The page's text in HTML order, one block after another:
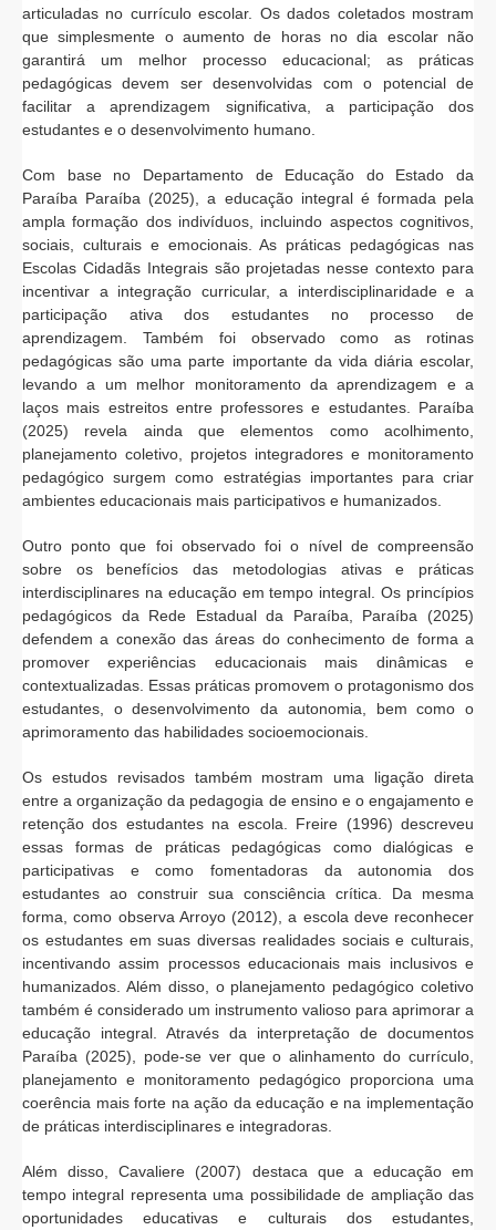
articuladas no currículo escolar. Os dados coletados mostram
que simplesmente o aumento de horas no dia escolar não
garantirá um melhor processo educacional; as práticas
pedagógicas devem ser desenvolvidas com o potencial de
facilitar a aprendizagem significativa, a participação dos
estudantes e o desenvolvimento humano.
Com base no Departamento de Educação do Estado da
Paraíba Paraíba (2025), a educação integral é formada pela
ampla formação dos indivíduos, incluindo aspectos cognitivos,
sociais, culturais e emocionais. As práticas pedagógicas nas
Escolas Cidadãs Integrais são projetadas nesse contexto para
incentivar a integração curricular, a interdisciplinaridade e a
participação ativa dos estudantes no processo de
aprendizagem. Também foi observado como as rotinas
pedagógicas são uma parte importante da vida diária escolar,
levando a um melhor monitoramento da aprendizagem e a
laços mais estreitos entre professores e estudantes. Paraíba
(2025) revela ainda que elementos como acolhimento,
planejamento coletivo, projetos integradores e monitoramento
pedagógico surgem como estratégias importantes para criar
ambientes educacionais mais participativos e humanizados.
Outro ponto que foi observado foi o nível de compreensão
sobre os benefícios das metodologias ativas e práticas
interdisciplinares na educação em tempo integral. Os princípios
pedagógicos da Rede Estadual da Paraíba, Paraíba (2025)
defendem a conexão das áreas do conhecimento de forma a
promover experiências educacionais mais dinâmicas e
contextualizadas. Essas práticas promovem o protagonismo dos
estudantes, o desenvolvimento da autonomia, bem como o
aprimoramento das habilidades socioemocionais.
Os estudos revisados também mostram uma ligação direta
entre a organização da pedagogia de ensino e o engajamento e
retenção dos estudantes na escola. Freire (1996) descreveu
essas formas de práticas pedagógicas como dialógicas e
participativas e como fomentadoras da autonomia dos
estudantes ao construir sua consciência crítica. Da mesma
forma, como observa Arroyo (2012), a escola deve reconhecer
os estudantes em suas diversas realidades sociais e culturais,
incentivando assim processos educacionais mais inclusivos e
humanizados. Além disso, o planejamento pedagógico coletivo
também é considerado um instrumento valioso para aprimorar a
educação integral. Através da interpretação de documentos
Paraíba (2025), pode-se ver que o alinhamento do currículo,
planejamento e monitoramento pedagógico proporciona uma
coerência mais forte na ação da educação e na implementação
de práticas interdisciplinares e integradoras.
Além disso, Cavaliere (2007) destaca que a educação em
tempo integral representa uma possibilidade de ampliação das
oportunidades educativas e culturais dos estudantes,